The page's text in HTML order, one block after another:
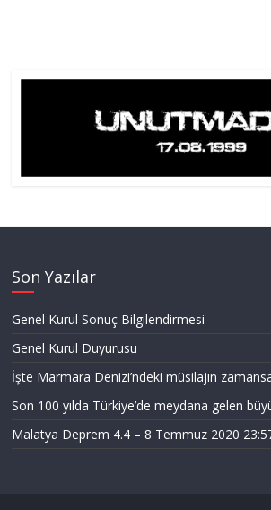
Son Yazılar
Genel Kurul Sonuç Bilgilendirmesi
Genel Kurul Duyurusu
İşte Marmara Denizi’ndeki müsilajın
Son 100 yılda Türkiye’de meydana gelen
Malatya Deprem 4.4 – 8 Temmuz 2020